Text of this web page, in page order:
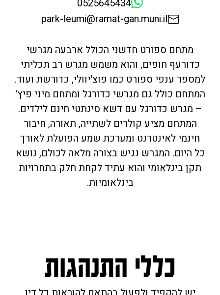
0525645434
park-leumi@ramat-gan.muni.il
מתחם ספורט חדשני הכולל ארבעה מגרשי
כדורעף חופים, והוא משמש מגרש רב תכליתי
למספר ענפי ספורט כמו פוצ'יוולי, כדורשת ועוד.
המתחם כולל גם מגרשי כדורגל ומתחם מיני פיץ'
– מגרש כדורגל עם דשא סינתטי חינם לילדים.
המתחם מציע קולרים לשתייה, תאורה, חיבור
חינמי לאינטרנט ומערכת שמע הפועלת לאורך
כל היום. המגרש נגיש בצורה מלאה לכולם, נושא
תקן בינלאומי והוא עתיד לקחת חלק בתחרויות
בינלאומיות.
כללי התנהגות